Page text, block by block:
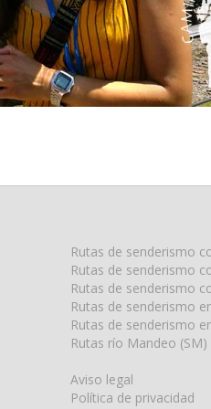
Rutas de senderismo
Rutas de senderismo
Rutas de senderismo
Rutas de senderismo
Rutas de senderismo
Rutas río Mandeo (SM)
Aviso legal
Política de privacidad